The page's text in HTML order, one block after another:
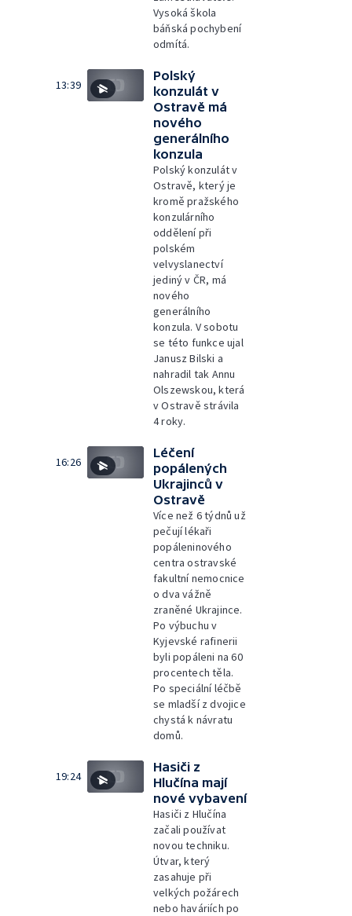
Vysoká škola
báňská pochybení
odmítá.
13:39
Polský
konzulát v
Ostravě má
nového
generálního
konzula
Polský konzulát v
Ostravě, který je
kromě pražského
konzulárního
oddělení při
polském
velvyslanectví
jediný v ČR, má
nového
generálního
konzula. V sobotu
se této funkce ujal
Janusz Bilski a
nahradil tak Annu
Olszewskou, která
v Ostravě strávila
4 roky.
16:26
Léčení
popálených
Ukrajinců v
Ostravě
Více než 6 týdnů už
pečují lékaři
popáleninového
centra ostravské
fakultní nemocnice
o dva vážně
zraněné Ukrajince.
Po výbuchu v
Kyjevské rafinerii
byli popáleni na 60
procentech těla.
Po speciální léčbě
se mladší z dvojice
chystá k návratu
domů.
19:24
Hasiči z
Hlučína mají
nové vybavení
Hasiči z Hlučína
začali používat
novou techniku.
Útvar, který
zasahuje při
velkých požárech
nebo haváriích po